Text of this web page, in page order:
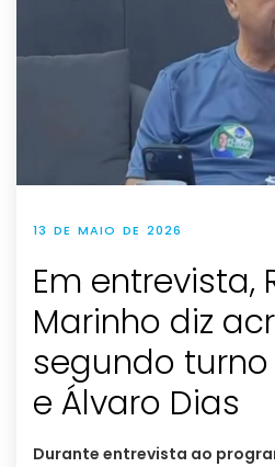
13 DE MAIO DE 2026
Em entrevista,
Marinho diz
segundo
e Álvaro Dias
Durante entrevista ao